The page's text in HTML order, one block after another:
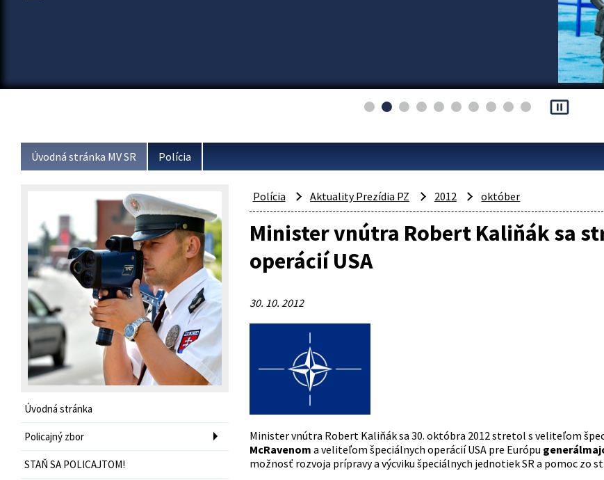
pause_presentation
Úvodná stránka MV SR Polícia
Úvodná stránka
Policajný zbor
STAŇ SA POLICAJTOM!
Polícia Aktuality Prezídia PZ 2012 október
Minister vnútra Robert Kaliňák sa
operácií USA
30. 10. 2012
Minister vnútra Robert Kaliňák sa 30. októbra 2012 stretol s veliteľom
McRavenom a veliteľom špeciálnych operácií USA pre Európu
možnosť rozvoja prípravy a výcviku špeciálnych jednotiek SR a pomoc zo